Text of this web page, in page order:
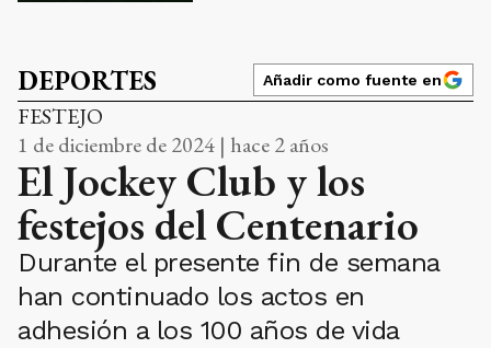
DEPORTES Añadir como fuente en
FESTEJO
1 de diciembre de 2024 | hace 2 años
El Jockey Club y los
festejos del Centenario
Durante el presente fin de semana
han continuado los actos en
adhesión a los 100 años de vida